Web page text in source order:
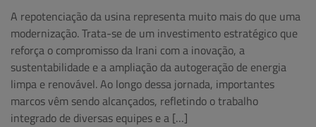
A repotenciação da usina representa muito mais do que uma
modernização. Trata-se de um investimento estratégico que
reforça o compromisso da Irani com a inovação, a
sustentabilidade e a ampliação da autogeração de energia
limpa e renovável. Ao longo dessa jornada, importantes
marcos vêm sendo alcançados, refletindo o trabalho
integrado de diversas equipes e a […]